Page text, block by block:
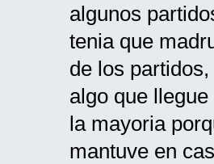
algunos
tenia que
de los
algo que
la mayoria
mantuve en